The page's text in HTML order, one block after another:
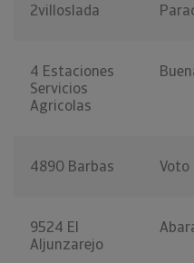
2villoslada
4 Estaciones
Servicios
Agricolas
4890 Barbas Voto
9524 El
Aljunzarejo